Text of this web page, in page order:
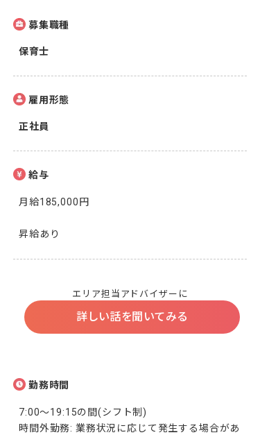
募集職種
保育士
雇用形態
正社員
給与
月給185,000円
昇給あり
エリア担当アドバイザーに
詳しい話を聞いてみる
勤務時間
7:00～19:15の間(シフト制)
時間外勤務: 業務状況に応じて発生する場合があ